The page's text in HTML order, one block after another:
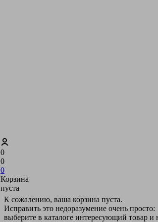
0
0
0
Корзина
пуста
К сожалению, ваша корзина пуста.
Исправить это недоразумение очень просто:
выберите в каталоге интересующий товар